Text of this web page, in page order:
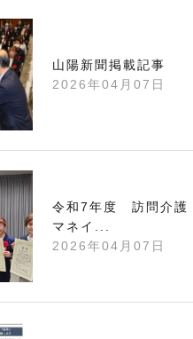
山陽新聞掲載記事
2026年04月07日
令和7年度 訪問介護
マネイ...
2026年04月07日